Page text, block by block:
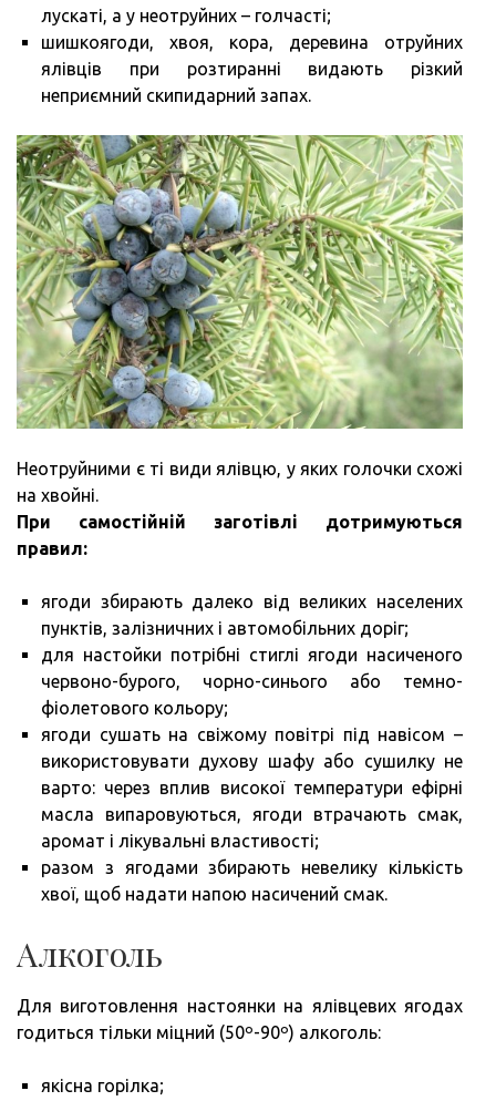
лускаті, а у неотруйних – голчасті;
шишкоягоди, хвоя, кора, деревина отруйних
ялівців при розтиранні видають різкий
неприємний скипидарний запах.
Неотруйними є ті види ялівцю, у яких голочки схожі
на хвойні.
При самостійній заготівлі дотримуються
правил:
ягоди збирають далеко від великих населених
пунктів, залізничних і автомобільних доріг;
для настойки потрібні стиглі ягоди насиченого
червоно-бурого, чорно-синього або темно-
фіолетового кольору;
ягоди сушать на свіжому повітрі під навісом –
використовувати духову шафу або сушилку не
варто: через вплив високої температури ефірні
масла випаровуються, ягоди втрачають смак,
аромат і лікувальні властивості;
разом з ягодами збирають невелику кількість
хвої, щоб надати напою насичений смак.
Алкоголь
Для виготовлення настоянки на ялівцевих ягодах
годиться тільки міцний (50º-90º) алкоголь:
якісна горілка;